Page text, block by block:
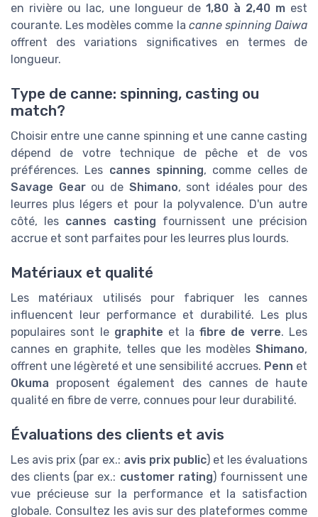
en rivière ou lac, une longueur de1,80 à 2,40 m est
courante. Les modèles comme la canne spinning Daiwa
offrent des variations significatives en termes de
longueur.
Type de canne: spinning, casting ou
match?
Choisir entre une canne spinning et une canne casting
dépend de votre technique de pêche et de vos
préférences. Les cannes spinning, comme celles de
Savage Gearou de Shimano, sont idéales pour des
leurres plus légers et pour la polyvalence. D'un autre
côté, les cannes casting fournissent une précision
accrue et sont parfaites pour les leurres plus lourds.
Matériaux et qualité
Les matériaux utilisés pour fabriquer les cannes
influencent leur performance et durabilité. Les plus
populaires sont le graphite et la fibre de verre. Les
cannes en graphite, telles que les modèles Shimano,
offrent une légèreté et une sensibilité accrues. Penn et
Okuma proposent également des cannes de haute
qualité en fibre de verre, connues pour leur durabilité.
Évaluations des clients et avis
Les avis prix (par ex.: avis prix public) et les évaluations
des clients (par ex.: customer rating) fournissent une
vue précieuse sur la performance et la satisfaction
globale. Consultez les avis sur des plateformes comme